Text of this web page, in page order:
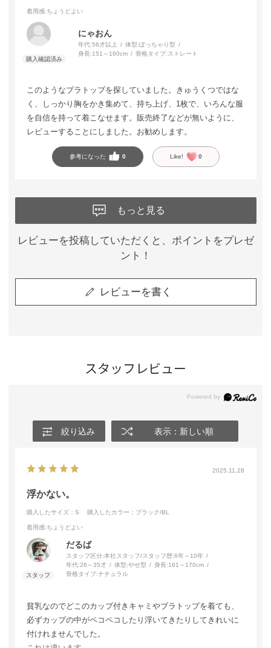
着用感:ちょうどよい
にゃおん
年代:56才以上 体型:ぽっちゃり型
身長:151～160cm 骨格タイプ: ストレート
このようなブラトップを探していました。きゅうくつではな
く、しっかり胸をかき集めて、持ち上げ、1枚で、いろんな服
を自信を持って着こなせます。販売終了などが無いように、
レビューすることにしました。お勧めします。
参考になった 0 Like! 0
もっと見る
レビューを投稿していただくと、ポイントをプレゼ
ント！
レビューを書く
スタッフレビュー
絞り込み 表示：新しい順
2025.11.28
浮かない。
購入したサイズ：S 購入したカラー：ブラック/BL
着用感:ちょうどよい
だるば
スタッフ区分:本社スタッフ/スタッフ歴:6年～10年
年代:26～35才 体型:やせ型 身長:161～170cm
骨格タイプ:ナチュラル
貧乳なのでどこのカップ付きキャミやブラトップを着ても、
必ずカップの中がペコペコしたり浮いてきたりしてきれいに
付けれませんでした。